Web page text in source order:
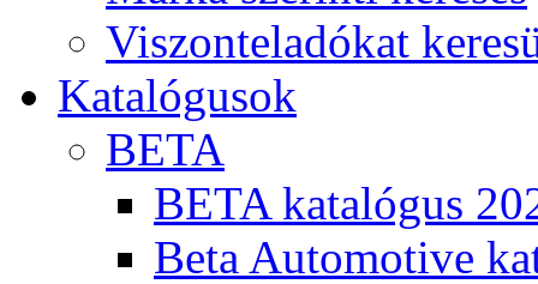
Viszonteladókat
Katalógusok
BETA
BETA katalógus
Beta Automotive